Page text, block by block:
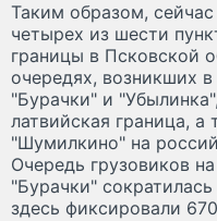
Таким образом,
четырех из шести
границы в Псковской
очередях, возникших в
"Бурачки" и
латвийская граница, а
"Шумилкино" на
Очередь грузовиков
"Бурачки"
здесь фиксировали